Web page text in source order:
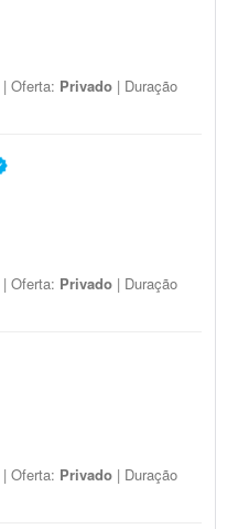
| Oferta: Privado | Duração
| Oferta: Privado | Duração
| Oferta: Privado | Duração